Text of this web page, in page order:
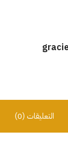
التعليقات (0)